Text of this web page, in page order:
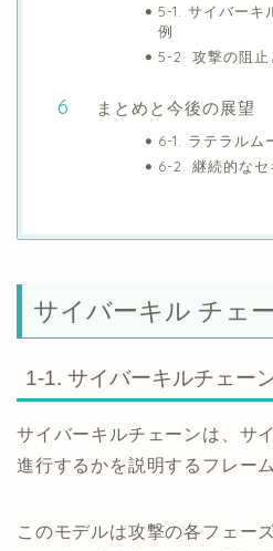
5-1. サイバーキ
例
5-2. 攻撃の阻止
まとめと今後の展望
6-1. ラテラルム
6-2. 継続的なセ
サイバーキル チェ
1-1. サイバーキルチェー
サイバーキルチェーンは、サ
進行するかを説明するフレー
このモデルは攻撃の各フェー